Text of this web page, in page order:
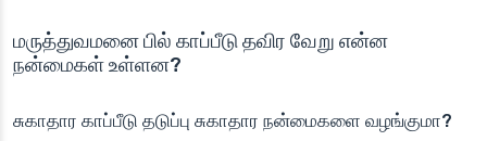
மருத்துவமனை பில் காப்பீடு தவிர வேறு என்ன
நன்மைகள் உள்ளன?
சுகாதார காப்பீடு தடுப்பு சுகாதார நன்மைகளை வழங்குமா?